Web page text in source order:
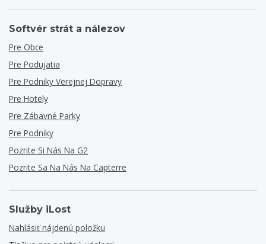
Softvér strát a nálezov
Pre Obce
Pre Podujatia
Pre Podniky Verejnej Dopravy
Pre Hotely
Pre Zábavné Parky
Pre Podniky
Pozrite Si Nás Na G2
Pozrite Sa Na Nás Na Capterre
Služby iLost
Nahlásiť nájdenú položku